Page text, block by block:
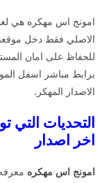
امونج اس مهكره هي
الاصلي فقط دخل
للحفاظ على امان
برابط مباشر اسفل
الاصدار المهكر.
اخر اصدار
امونج اس مهكره